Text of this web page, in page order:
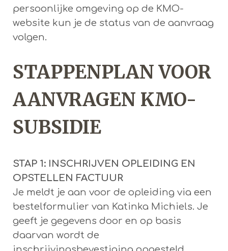
persoonlijke omgeving op de KMO-
website kun je de status van de aanvraag
volgen.
STAPPENPLAN VOOR
AANVRAGEN KMO-
SUBSIDIE
STAP 1: INSCHRIJVEN OPLEIDING EN
OPSTELLEN FACTUUR
Je meldt je aan voor de opleiding via een
bestelformulier van Katinka Michiels. Je
geeft je gegevens door en op basis
daarvan wordt de